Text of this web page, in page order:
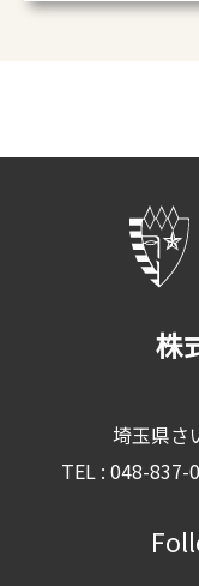
株
埼玉県さ
TEL : 048-837-